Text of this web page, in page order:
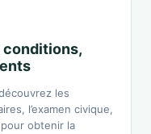
conditions,
les
l’examen civique,
obtenir la